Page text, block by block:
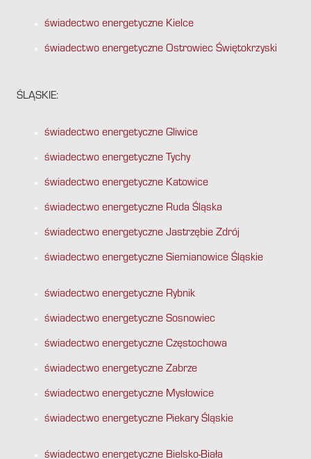
świadectwo energetyczne Kielce
świadectwo energetyczne Ostrowiec Świętokrzyski
ŚLĄSKIE:
świadectwo energetyczne Gliwice
świadectwo energetyczne Tychy
świadectwo energetyczne Katowice
świadectwo energetyczne Ruda Śląska
świadectwo energetyczne Jastrzębie Zdrój
świadectwo energetyczne Siemianowice Śląskie
świadectwo energetyczne Rybnik
świadectwo energetyczne Sosnowiec
świadectwo energetyczne Częstochowa
świadectwo energetyczne Zabrze
świadectwo energetyczne Mysłowice
świadectwo energetyczne Piekary Śląskie
świadectwo energetyczne Bielsko-Biała